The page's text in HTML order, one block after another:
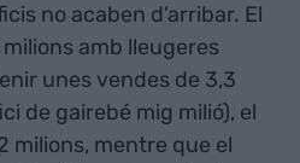
no acaben d’arribar. El
amb lleugeres
unes vendes de 3,3
de gairebé mig milió), el
milions, mentre que el